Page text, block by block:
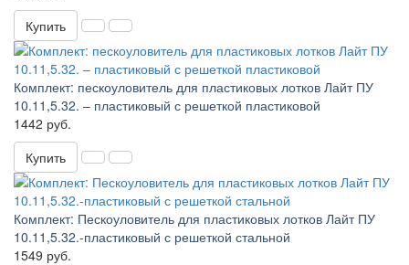
Купить
Комплект: пескоуловитель для пластиковых лотков Лайт ПУ
10.11,5.32. – пластиковый с решеткой пластиковой
1442 руб.
Купить
Комплект: Пескоуловитель для пластиковых лотков Лайт ПУ
10.11,5.32.-пластиковый с решеткой стальной
1549 руб.